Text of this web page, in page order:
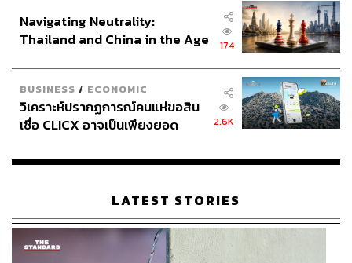
Navigating Neutrality:
Thailand and China in the Age
174
BUSINESS / ECONOMIC
วิเคราะห์ปรากฏการณ์คนแห่ขอสิน
เชื่อ CLICX อาจเป็นเพียงยอด
เรือนไทยที่ถูกซุกไว้
2.6K
LATEST STORIES